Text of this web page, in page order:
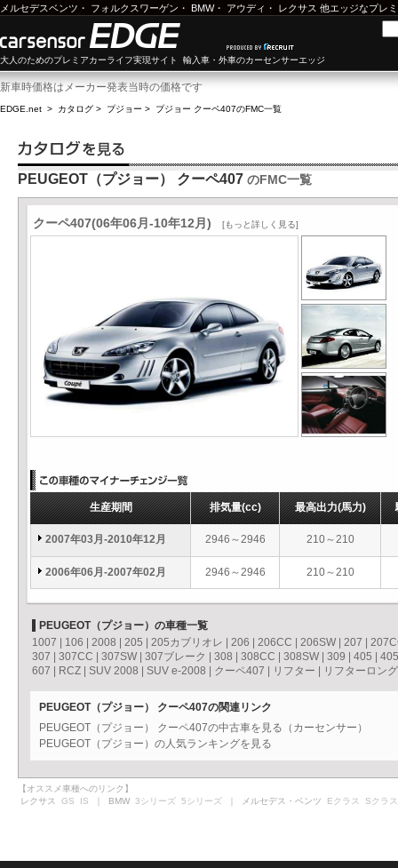
メルセデスベンツ ・ フォルクスワーゲン ・ BMW・ アウディ ・ レクサス 他エッジなプレ
大人のためのプレミアカーライフ実現サイト 輸入車・外車のカーセンサーエッジ
新車時価格はメーカー発表当時の価格です
EDGE.net > カタログ > プジョー > プジョー クーペ407のFMC一覧
PEUGEOT（プジョー） クーペ407 のFMC一覧
クーペ407(06年06月-10年12月) [もっと詳しく見る]
生産期間 排気量(cc) 最高出力(馬力)
2007年03月-2010年12月 2946～2946 210～210
2006年06月-2007年02月 2946～2946 210～210
PEUGEOT（プジョー）の車種一覧
1007
106 2008 205 205カブリオレ 206 206CC 206SW 207
307
307CC 307SW 307ブレーク 308 308CC 308SW 309 405
607
RCZ SUV 2008 SUV e-2008 クーペ407 リフター リフターロング
PEUGEOT（プジョー） クーペ407の関連リンク
PEUGEOT（プジョー） クーペ407の中古車を見る（カーセンサー）
PEUGEOT（プジョー）の人気ランキングを見る
【オススメ車種へのリンク】
レクサス GS IS ｜ BMW 3シリーズ 5シリーズ ｜ メルセデス・ベンツ Eクラス Sクラス